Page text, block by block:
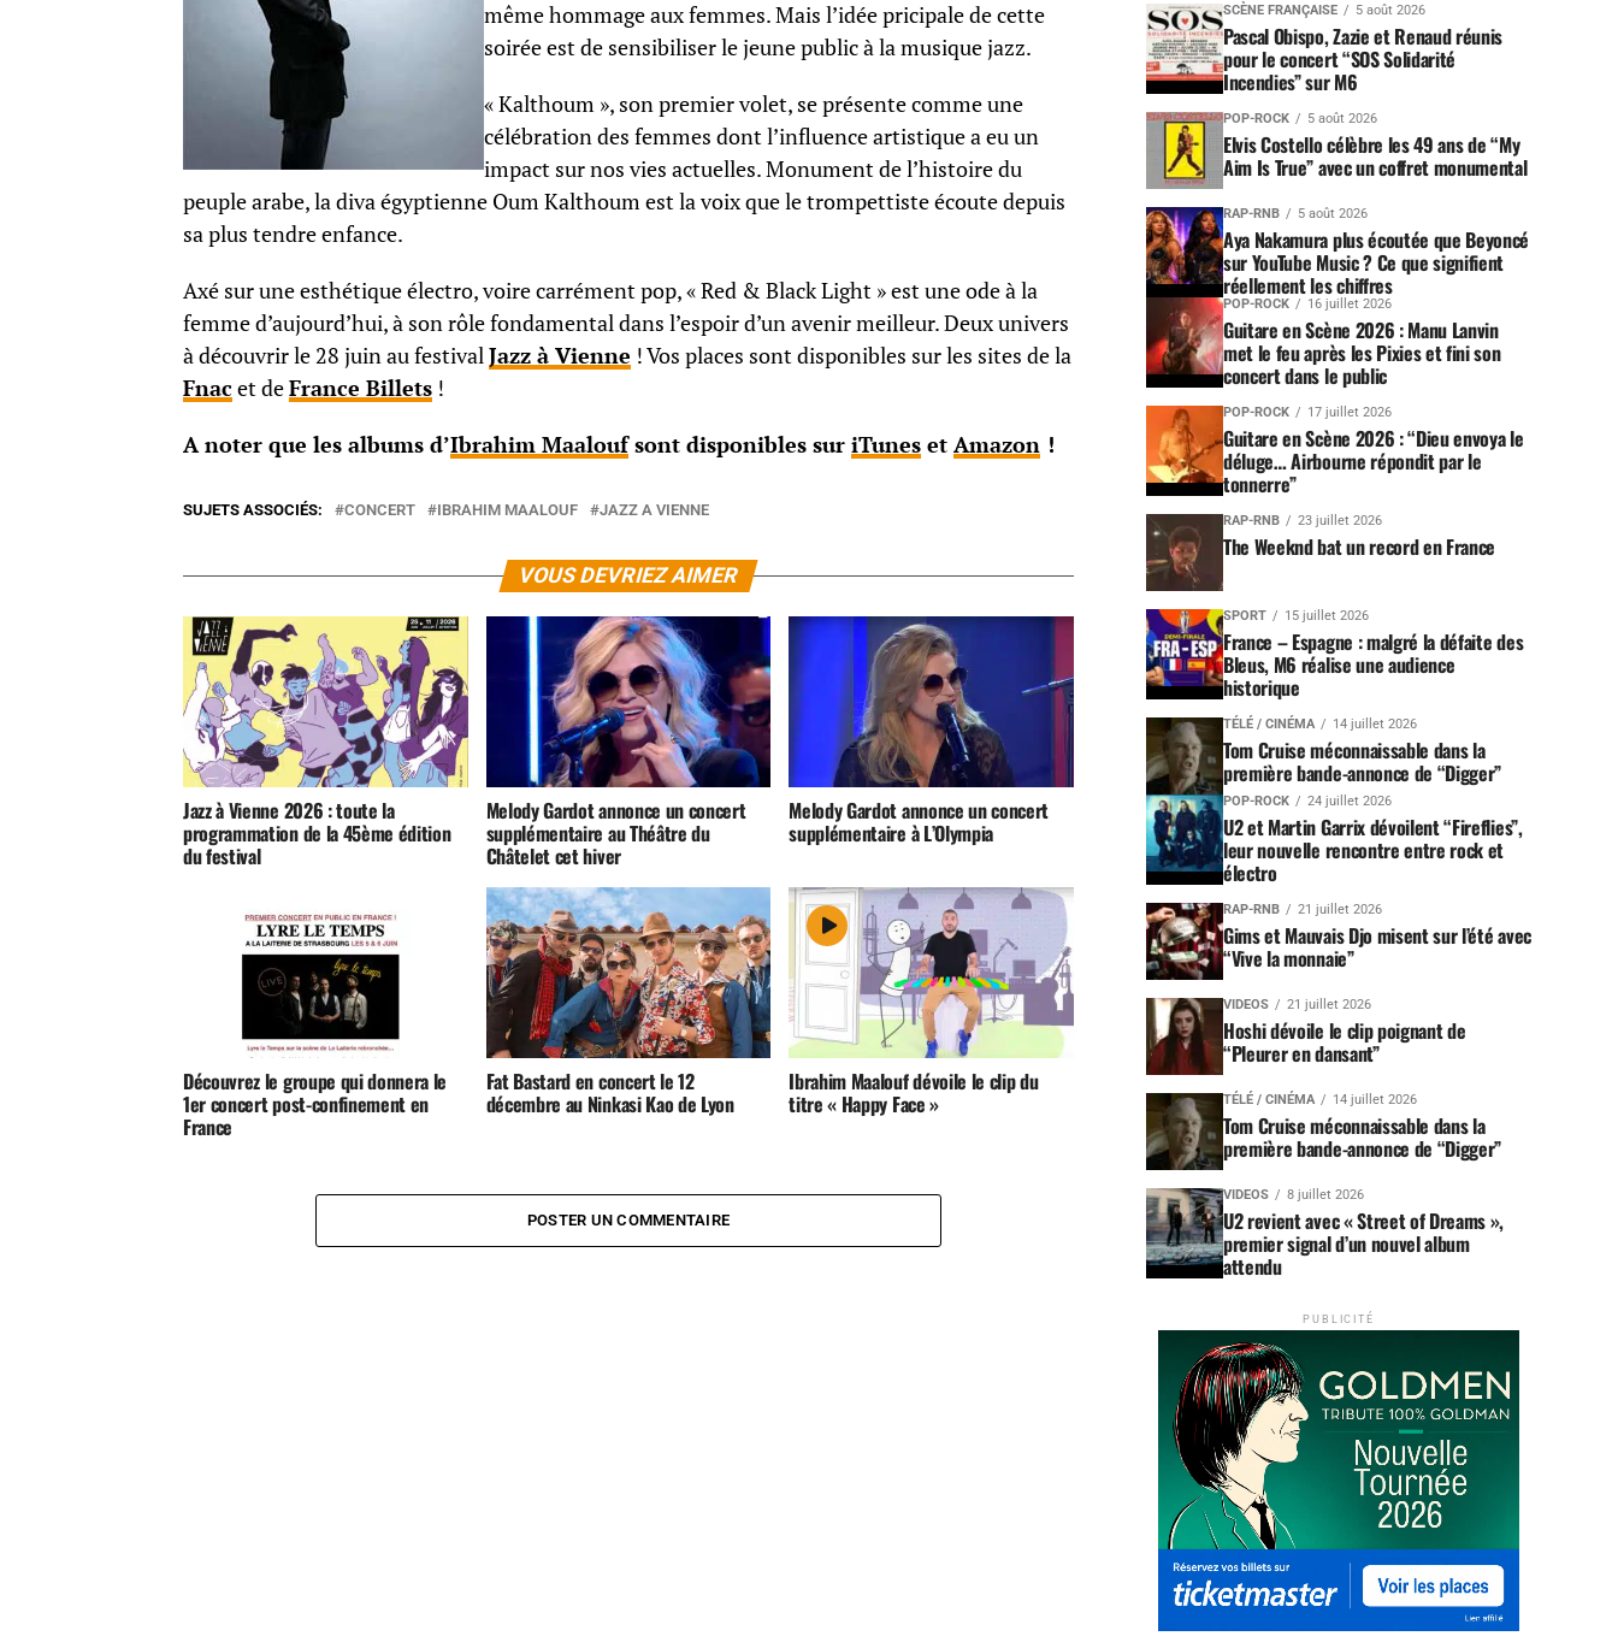
même hommage aux femmes. Mais l’idée pricipale de cette
soirée est de sensibiliser le jeune public à la musique jazz.
« Kalthoum », son premier volet, se présente comme une
célébration des femmes dont l’influence artistique a eu un
impact sur nos vies actuelles. Monument de l’histoire du
peuple arabe, la diva égyptienne Oum Kalthoum est la voix que le trompettiste écoute depuis
sa plus tendre enfance.
Axé sur une esthétique électro, voire carrément pop, « Red & Black Light » est une ode à la
femme d’aujourd’hui, à son rôle fondamental dans l’espoir d’un avenir meilleur. Deux univers
à découvrir le 28 juin au festivalJazz à Vienne ! Vos places sont disponibles sur les sites de la
Fnac et deFrance Billets !
A noter que les albums d’Ibrahim Maaloufsont disponibles sur iTunes et Amazon !
SUJETS ASSOCIÉS: CONCERT IBRAHIM MAALOUF JAZZ A VIENNE
VOUS DEVRIEZ AIMER
Jazz à Vienne 2026 : toute la
programmation de la 45ème édition
du festival
Melody Gardot annonce un concert
supplémentaire au Théâtre du
Châtelet cet hiver
Melody Gardot annonce un concert
supplémentaire à L’Olympia
Découvrez le groupe qui donnera le
1er concert post-confinement en
France
Fat Bastard en concert le 12
décembre au Ninkasi Kao de Lyon
Ibrahim Maalouf dévoile le clip du
titre « Happy Face »
POSTER UN COMMENTAIRE
SCÈNE FRANÇAISE 5 août 2026
Pascal Obispo, Zazie et Renaud réunis
pour le concert “SOS Solidarité
Incendies” sur M6
POP-ROCK 5 août 2026
Elvis Costello célèbre les 49 ans de “My
Aim Is True” avec un coffret monumental
RAP-RNB 5 août 2026
Aya Nakamura plus écoutée que Beyoncé
sur YouTube Music ? Ce que signifient
réellement les chiffres
POP-ROCK 16 juillet 2026
Guitare en Scène 2026 : Manu Lanvin
met le feu après les Pixies et fini son
concert dans le public
POP-ROCK 17 juillet 2026
Guitare en Scène 2026 : “Dieu envoya le
déluge… Airbourne répondit par le
tonnerre”
RAP-RNB 23 juillet 2026
The Weeknd bat un record en France
SPORT 15 juillet 2026
France – Espagne : malgré la défaite des
Bleus, M6 réalise une audience
historique
TÉLÉ / CINÉMA 14 juillet 2026
Tom Cruise méconnaissable dans la
première bande-annonce de “Digger”
POP-ROCK 24 juillet 2026
U2 et Martin Garrix dévoilent “Fireflies”,
leur nouvelle rencontre entre rock et
électro
RAP-RNB 21 juillet 2026
Gims et Mauvais Djo misent sur l’été avec
“Vive la monnaie”
VIDEOS 21 juillet 2026
Hoshi dévoile le clip poignant de
“Pleurer en dansant”
TÉLÉ / CINÉMA 14 juillet 2026
Tom Cruise méconnaissable dans la
première bande-annonce de “Digger”
VIDEOS 8 juillet 2026
U2 revient avec « Street of Dreams »,
premier signal d’un nouvel album
attendu
PUBLICITÉ